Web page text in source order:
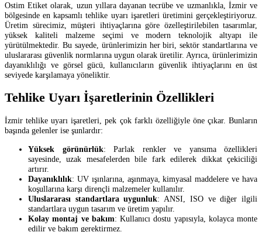
Ostim Etiket olarak, uzun yıllara dayanan tecrübe ve uzmanlıkla, İzmir ve
bölgesinde en kapsamlı tehlike uyarı işaretleri üretimini gerçekleştiriyoruz.
Üretim sürecimiz, müşteri ihtiyaçlarına göre özelleştirilebilen tasarımlar,
yüksek kaliteli malzeme seçimi ve modern teknolojik altyapı ile
yürütülmektedir. Bu sayede, ürünlerimizin her biri, sektör standartlarına ve
uluslararası güvenlik normlarına uygun olarak üretilir. Ayrıca, ürünlerimizin
dayanıklılığı ve görsel gücü, kullanıcıların güvenlik ihtiyaçlarını en üst
seviyede karşılamaya yöneliktir.
Tehlike Uyarı İşaretlerinin Özellikleri
İzmir tehlike uyarı işaretleri, pek çok farklı özelliğiyle öne çıkar. Bunların
başında gelenler ise şunlardır:
Yüksek görünürlük: Parlak renkler ve yansıma özellikleri
sayesinde, uzak mesafelerden bile fark edilerek dikkat çekiciliği
artırır.
Dayanıklılık: UV ışınlarına, aşınmaya, kimyasal maddelere ve hava
koşullarına karşı dirençli malzemeler kullanılır.
Uluslararası standartlara uygunluk: ANSI, ISO ve diğer ilgili
standartlara uygun tasarım ve üretim yapılır.
Kolay montaj ve bakım: Kullanıcı dostu yapısıyla, kolayca monte
edilir ve bakım gerektirmez.